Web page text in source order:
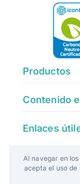
Productos
Contenido
Enlaces
Al navegar en
acepta el uso